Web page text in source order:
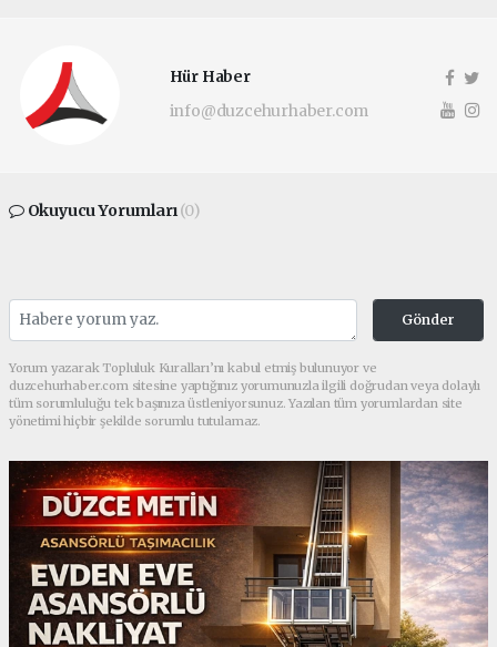
Hür Haber
info@duzcehurhaber.com
Okuyucu Yorumları(0)
Gönder
Yorum yazarak Topluluk Kuralları’nı kabul etmiş bulunuyor ve
duzcehurhaber.com sitesine yaptığınız yorumunuzla ilgili doğrudan veya dolaylı
tüm sorumluluğu tek başınıza üstleniyorsunuz. Yazılan tüm yorumlardan site
yönetimi hiçbir şekilde sorumlu tutulamaz.